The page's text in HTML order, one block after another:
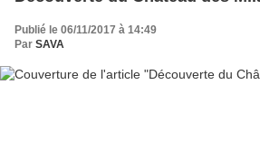
Publié le 06/11/2017 à 14:49
Par SAVA